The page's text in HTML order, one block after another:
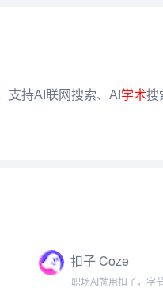
支持AI联网搜索、AI 学术搜
扣子 Coze
职场AI就用扣子，字